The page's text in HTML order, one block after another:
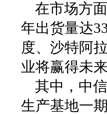
在市场方
年出货量达
度、沙特阿
业将赢得未
其中，中
生产基地一